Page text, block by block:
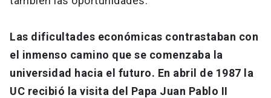
Las dificultades económicas contrastaban con
el inmenso camino que se comenzaba la
universidad hacia el futuro. En abril de 1987 la
UC recibió la visita del Papa Juan Pablo II